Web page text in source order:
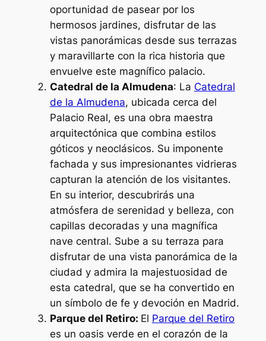
oportunidad de pasear por los
hermosos jardines, disfrutar de las
vistas panorámicas desde sus terrazas
y maravillarte con la rica historia que
envuelve este magnífico palacio.
Catedral de la Almudena: La Catedral
de la Almudena, ubicada cerca del
Palacio Real, es una obra maestra
arquitectónica que combina estilos
góticos y neoclásicos. Su imponente
fachada y sus impresionantes vidrieras
capturan la atención de los visitantes.
En su interior, descubrirás una
atmósfera de serenidad y belleza, con
capillas decoradas y una magnífica
nave central. Sube a su terraza para
disfrutar de una vista panorámica de la
ciudad y admira la majestuosidad de
esta catedral, que se ha convertido en
un símbolo de fe y devoción en Madrid.
Parque del Retiro: El Parque del Retiro
es un oasis verde en el corazón de la